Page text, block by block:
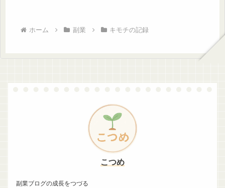
ホーム 副業 キモチの記録
こつめ
副業ブログの成長をつづる